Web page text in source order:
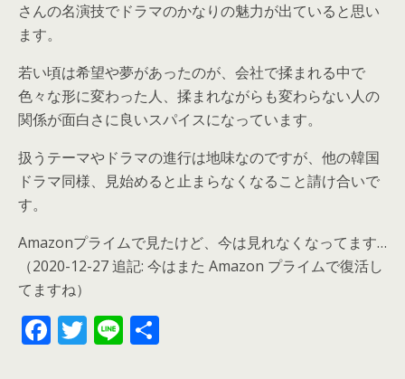
さんの名演技でドラマのかなりの魅力が出ていると思い
ます。
若い頃は希望や夢があったのが、会社で揉まれる中で
色々な形に変わった人、揉まれながらも変わらない人の
関係が面白さに良いスパイスになっています。
扱うテーマやドラマの進行は地味なのですが、他の韓国
ドラマ同様、見始めると止まらなくなること請け合いで
す。
Amazonプライムで見たけど、今は見れなくなってます…
（2020-12-27 追記: 今はまた Amazon プライムで復活し
てますね）
F T Li